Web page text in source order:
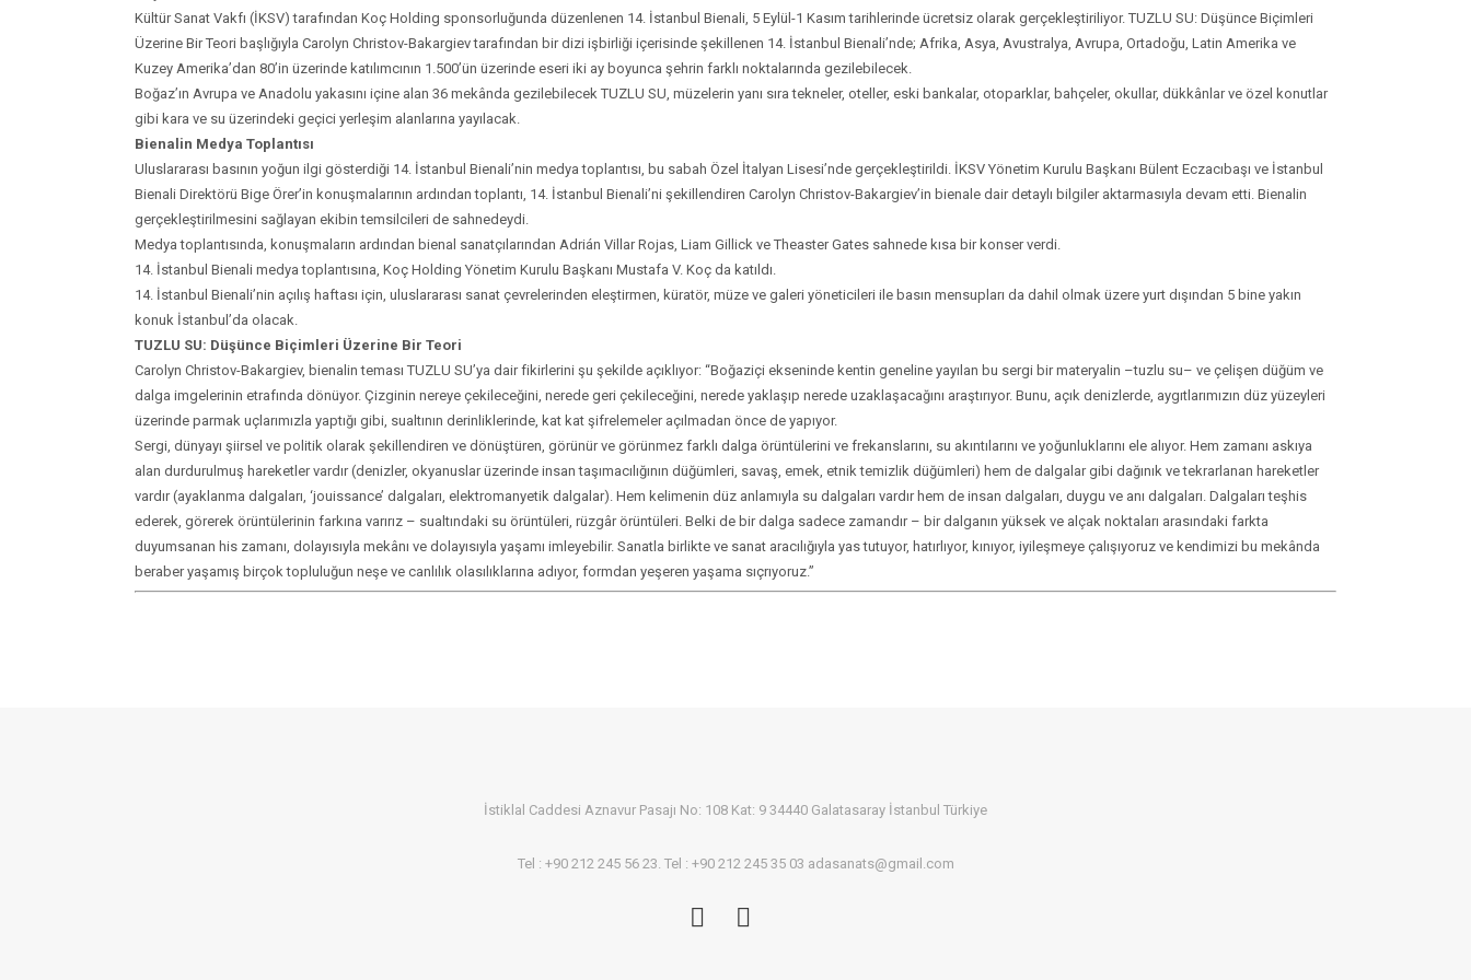
Kültür Sanat Vakfı (İKSV) tarafından Koç Holding sponsorluğunda düzenlenen 14. İstanbul Bienali, 5 Eylül-1 Kasım tarihlerinde ücretsiz olarak gerçekleştiriliyor. TUZLU SU: Düşünce Biçimleri
Üzerine Bir Teori başlığıyla Carolyn Christov-Bakargiev tarafından bir dizi işbirliği içerisinde şekillenen 14. İstanbul Bienali’nde; Afrika, Asya, Avustralya, Avrupa, Ortadoğu, Latin Amerika ve
Kuzey Amerika’dan 80’in üzerinde katılımcının 1.500’ün üzerinde eseri iki ay boyunca şehrin farklı noktalarında gezilebilecek.
Boğaz’ın Avrupa ve Anadolu yakasını içine alan 36 mekânda gezilebilecek TUZLU SU, müzelerin yanı sıra tekneler, oteller, eski bankalar, otoparklar, bahçeler, okullar, dükkânlar ve özel konutlar
gibi kara ve su üzerindeki geçici yerleşim alanlarına yayılacak.
Bienalin Medya Toplantısı
Uluslararası basının yoğun ilgi gösterdiği 14. İstanbul Bienali’nin medya toplantısı, bu sabah Özel İtalyan Lisesi’nde gerçekleştirildi. İKSV Yönetim Kurulu Başkanı Bülent Eczacıbaşı ve İstanbul
Bienali Direktörü Bige Örer’in konuşmalarının ardından toplantı, 14. İstanbul Bienali’ni şekillendiren Carolyn Christov-Bakargiev’in bienale dair detaylı bilgiler aktarmasıyla devam etti. Bienalin
gerçekleştirilmesini sağlayan ekibin temsilcileri de sahnedeydi.
Medya toplantısında, konuşmaların ardından bienal sanatçılarından Adrián Villar Rojas, Liam Gillick ve Theaster Gates sahnede kısa bir konser verdi.
14. İstanbul Bienali medya toplantısına, Koç Holding Yönetim Kurulu Başkanı Mustafa V. Koç da katıldı.
14. İstanbul Bienali’nin açılış haftası için, uluslararası sanat çevrelerinden eleştirmen, küratör, müze ve galeri yöneticileri ile basın mensupları da dahil olmak üzere yurt dışından 5 bine yakın
konuk İstanbul’da olacak.
TUZLU SU: Düşünce Biçimleri Üzerine Bir Teori
Carolyn Christov-Bakargiev, bienalin teması TUZLU SU’ya dair fikirlerini şu şekilde açıklıyor: “Boğaziçi ekseninde kentin geneline yayılan bu sergi bir materyalin –tuzlu su– ve çelişen düğüm ve
dalga imgelerinin etrafında dönüyor. Çizginin nereye çekileceğini, nerede geri çekileceğini, nerede yaklaşıp nerede uzaklaşacağını araştırıyor. Bunu, açık denizlerde, aygıtlarımızın düz yüzeyleri
üzerinde parmak uçlarımızla yaptığı gibi, sualtının derinliklerinde, kat kat şifrelemeler açılmadan önce de yapıyor.
Sergi, dünyayı şiirsel ve politik olarak şekillendiren ve dönüştüren, görünür ve görünmez farklı dalga örüntülerini ve frekanslarını, su akıntılarını ve yoğunluklarını ele alıyor. Hem zamanı askıya
alan durdurulmuş hareketler vardır (denizler, okyanuslar üzerinde insan taşımacılığının düğümleri, savaş, emek, etnik temizlik düğümleri) hem de dalgalar gibi dağınık ve tekrarlanan hareketler
vardır (ayaklanma dalgaları, ‘jouissance’ dalgaları, elektromanyetik dalgalar). Hem kelimenin düz anlamıyla su dalgaları vardır hem de insan dalgaları, duygu ve anı dalgaları. Dalgaları teşhis
ederek, görerek örüntülerinin farkına varırız – sualtındaki su örüntüleri, rüzgâr örüntüleri. Belki de bir dalga sadece zamandır – bir dalganın yüksek ve alçak noktaları arasındaki farkta
duyumsanan his zamanı, dolayısıyla mekânı ve dolayısıyla yaşamı imleyebilir. Sanatla birlikte ve sanat aracılığıyla yas tutuyor, hatırlıyor, kınıyor, iyileşmeye çalışıyoruz ve kendimizi bu mekânda
beraber yaşamış birçok topluluğun neşe ve canlılık olasılıklarına adıyor, formdan yeşeren yaşama sıçrıyoruz.”
İstiklal Caddesi Aznavur Pasajı No: 108 Kat: 9 34440 Galatasaray İstanbul Türkiye
Tel : +90 212 245 56 23. Tel : +90 212 245 35 03 adasanats@gmail.com